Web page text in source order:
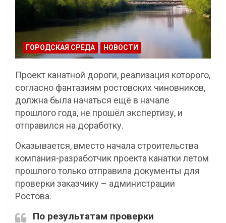
ГОРОДСКАЯ СРЕДА НОВОСТИ
Проект канатной дороги, реализация которого,
согласно фантазиям ростовских чиновников,
должна была начаться ещё в начале
прошлого года, не прошёл экспертизу, и
отправился на доработку.
Оказывается, вместо начала строительства
компания-разработчик проекта канатки летом
прошлого только отправила документы для
проверки заказчику – администрации
Ростова.
По результатам проверки